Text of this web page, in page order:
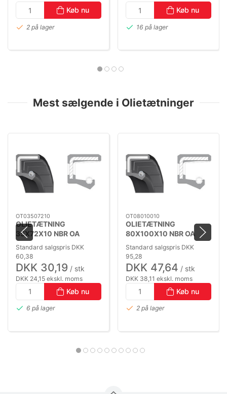
Køb nu
2 på lager
Køb nu
16 på lager
Mest sælgende i Olietætninger
OT03507210
OLIETÆTNING
35X72X10 NBR OA
Standard salgspris DKK
60,38
DKK 30,19 / stk
DKK 24,15 ekskl. moms
Køb nu
6 på lager
OT08010010
OLIETÆTNING
80X100X10 NBR OA
Standard salgspris DKK
95,28
DKK 47,64 / stk
DKK 38,11 ekskl. moms
Køb nu
2 på lager